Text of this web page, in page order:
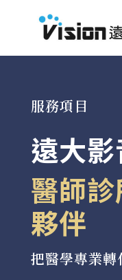
服務項目
遠大影
醫師
夥伴
把醫學專業